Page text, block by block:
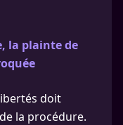
la plainte de
doit
la procédure.